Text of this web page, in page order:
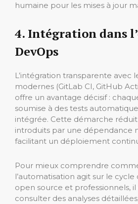
humaine pour les mises à jour
4. Intégration dans
DevOps
L’intégration transparente avec
modernes (GitLab CI, GitHub
offre un avantage décisif :
soumise à des tests
intégrée. Cette démarche réduit
introduits par une dépendance
facilitant un déploiement
Pour mieux comprendre
l’automatisation agit sur le
open source et professionnels,
consulter des analyses